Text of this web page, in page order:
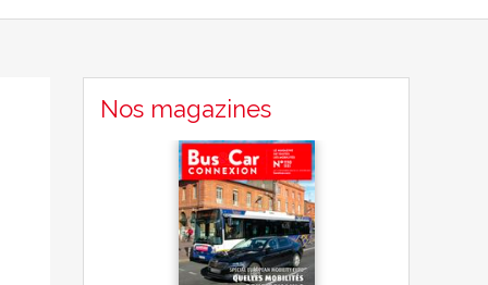
Nos magazines